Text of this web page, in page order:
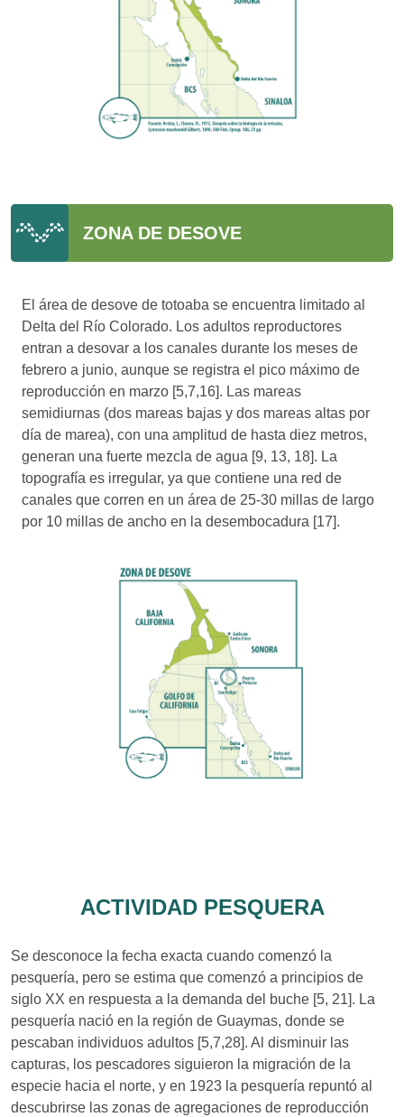
ZONA DE DESOVE
El área de desove de totoaba se encuentra limitado al
Delta del Río Colorado. Los adultos reproductores
entran a desovar a los canales durante los meses de
febrero a junio, aunque se registra el pico máximo de
reproducción en marzo [5,7,16]. Las mareas
semidiurnas (dos mareas bajas y dos mareas altas por
día de marea), con una amplitud de hasta diez metros,
generan una fuerte mezcla de agua [9, 13, 18]. La
topografía es irregular, ya que contiene una red de
canales que corren en un área de 25-30 millas de largo
por 10 millas de ancho en la desembocadura [17].
ACTIVIDAD PESQUERA
Se desconoce la fecha exacta cuando comenzó la
pesquería, pero se estima que comenzó a principios de
siglo XX en respuesta a la demanda del buche [5, 21]. La
pesquería nació en la región de Guaymas, donde se
pescaban individuos adultos [5,7,28]. Al disminuir las
capturas, los pescadores siguieron la migración de la
especie hacia el norte, y en 1923 la pesquería repuntó al
descubrirse las zonas de agregaciones de reproducción